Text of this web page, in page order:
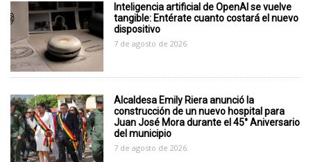
Inteligencia artificial de OpenAI se vuelve
tangible: Entérate cuanto costará el nuevo
dispositivo
7 de agosto de 2026
Alcaldesa Emily Riera anunció la
construcción de un nuevo hospital para
Juan José Mora durante el 45° Aniversario
del municipio
7 de agosto de 2026